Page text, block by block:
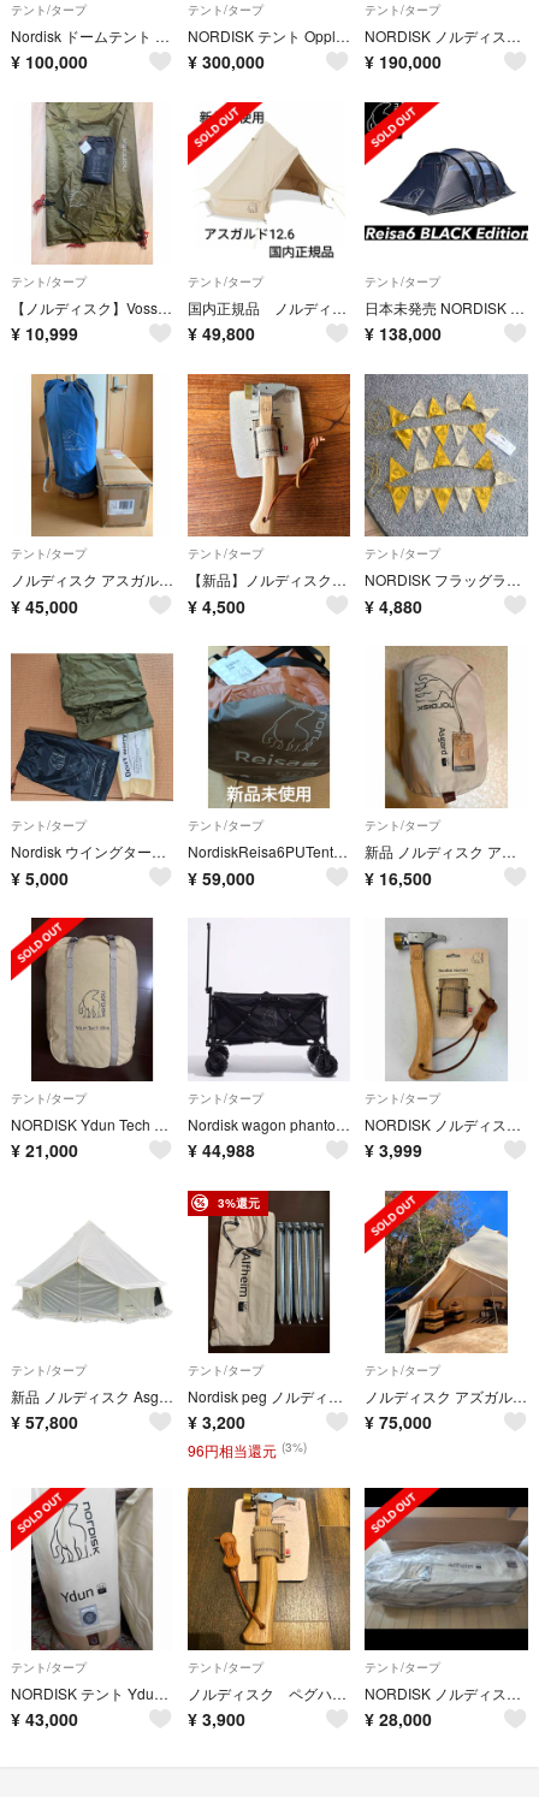
テント/タープ
Nordisk ドームテント Oppland 2 PU 122060
¥ 100,000
テント/タープ
NORDISK テント Oppland 3 SI(オップランド 3 SI)For
¥ 300,000
テント/タープ
NORDISK ノルディスク ハッランド2 LW フォレストグリーン Halla
¥ 190,000
テント/タープ
【ノルディスク】Voss 9 PU Tarp
¥ 10,999
テント/タープ
国内正規品 ノルディスク アスガルド 12.6 242023
¥ 49,800
テント/タープ
日本未発売 NORDISK Reisa6 ノルディスク レイサ6 ブラック
¥ 138,000
テント/タープ
ノルディスク アスガルド7.1デニム
¥ 45,000
テント/タープ
【新品】ノルディスク ペグハンマー 国内正規品 NORDISK
¥ 4,500
テント/タープ
NORDISK フラッグライン マスタード 148092
¥ 4,880
テント/タープ
Nordisk ウイングタープ ヴォス ダイヤモンド PU タープ
¥ 5,000
テント/タープ
NordiskReisa6PUTentCashew/Brown新品未使用レイサ
¥ 59,000
テント/タープ
新品 ノルディスク アスガルド 19.6 インナーキャビン 左右セット
¥ 16,500
テント/タープ
NORDISK Ydun Tech Mini Tent、RisskovTable
¥ 21,000
テント/タープ
Nordisk wagon phantom black edition
¥ 44,988
テント/タープ
NORDISK ノルディスク テント用 ペグハンマー 109093 Hamarr
¥ 3,999
テント/タープ
新品 ノルディスク Asgard 12.6 PU Pristine White
¥ 57,800
3%還元
テント/タープ
Nordisk peg ノルディスク ペグ
¥ 3,200
96円相当還元 (3%)
テント/タープ
ノルディスク アズガルド 19.6 ジップインフロア付 Asgard オマケ付
¥ 75,000
テント/タープ
NORDISK テント Ydun5.5 ユドゥン5.5 ノルディスク
¥ 43,000
テント/タープ
ノルディスク ペグハンマー
¥ 3,900
テント/タープ
NORDISK ノルディスク アルフェイム ALFHEIM 12.6 ワンポール
¥ 28,000